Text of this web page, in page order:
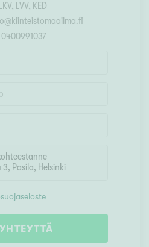
LVV, KED
0400991037